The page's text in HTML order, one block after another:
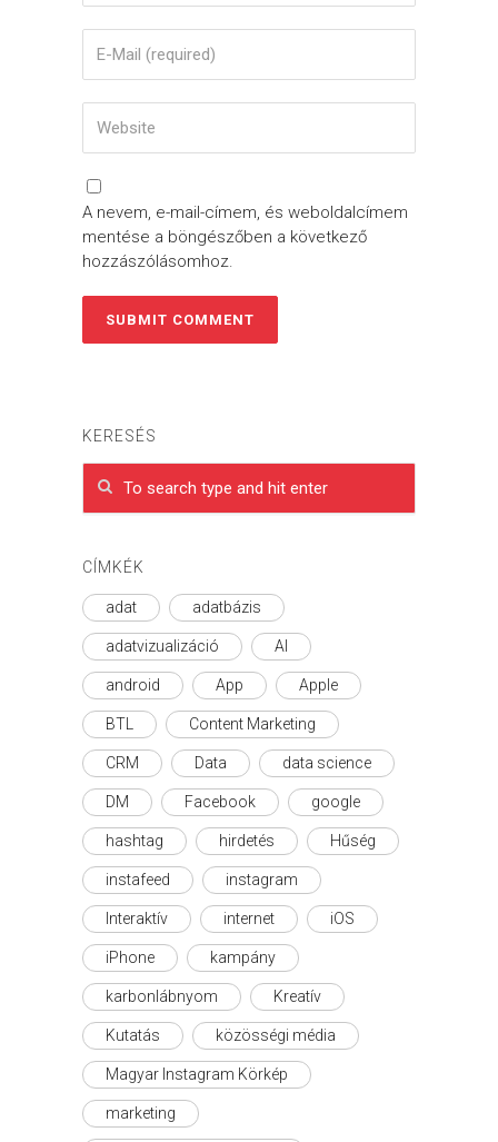
A nevem, e-mail-címem, és weboldalcímem
mentése a böngészőben a következő
hozzászólásomhoz.
KERESÉS
CÍMKÉK
adat adatbázis
adatvizualizáció AI
android App Apple
BTL Content Marketing
CRM Data data science
DM Facebook google
hashtag hirdetés Hűség
instafeed instagram
Interaktív internet iOS
iPhone kampány
karbonlábnyom Kreatív
Kutatás közösségi média
Magyar Instagram Körkép
marketing